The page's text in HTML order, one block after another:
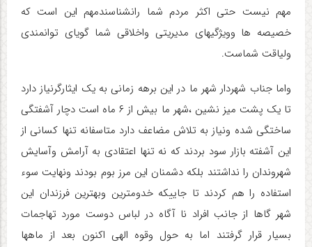
مهم نیست حتی اکثر مردم شما رانشناسندمهم این است که
خصیصه ها وویژگیهای مدیریتی واخلاقی شما گویای توانمندی
ولیاقت شماست.
واما جناب شهردار شهر ما در این برهه زمانی به یک ایثارگرنیاز دارد
تا یک پشت میز نشین ،شهر ما بیش از ۶ ماه است دچار آشفتگی
ساختگی شده ونیاز به تلاش مضاعف دارد متاسفانه تنها کسانی از
این آشفته بازار سود بردند که نه تنها اعتقادی به آرامش وآسایش
شهروندان را نداشتند بلکه دشمنان این مرز بوم بودند ونهایت سوء
استفاده را هم کردند تا جاییکه خدومترین وبهترین فرزندان این
شهر گاها از جانب افراد نا آگاه در لباس دوست مورد تهاجمات
بسیار قرار گرفتند اما به حول وقوه الهی اکنون بعد از ماهها